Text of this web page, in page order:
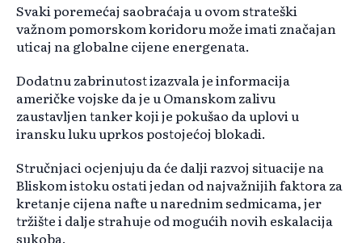
Svaki poremećaj saobraćaja u ovom strateški
važnom pomorskom koridoru može imati značajan
uticaj na globalne cijene energenata.
Dodatnu zabrinutost izazvala je informacija
američke vojske da je u Omanskom zalivu
zaustavljen tanker koji je pokušao da uplovi u
iransku luku uprkos postojećoj blokadi.
Stručnjaci ocjenjuju da će dalji razvoj situacije na
Bliskom istoku ostati jedan od najvažnijih faktora za
kretanje cijena nafte u narednim sedmicama, jer
tržište i dalje strahuje od mogućih novih eskalacija
sukoba.